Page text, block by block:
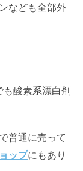
なども全部外
も酸素系漂白剤
普通に売って
ップにもあり